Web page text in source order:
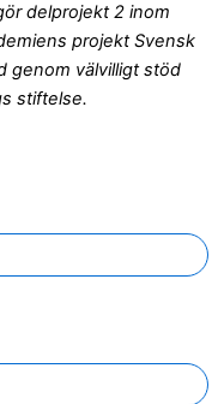
delprojekt 2 inom
projekt Svensk
genom välvilligt stöd
stiftelse.